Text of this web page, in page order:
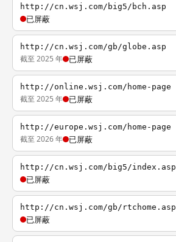
http://cn.wsj.com/big5/bch.asp
已屏蔽
http://cn.wsj.com/gb/globe.asp
截至 2025 年 已屏蔽
http://online.wsj.com/home-page
截至 2025 年 已屏蔽
http://europe.wsj.com/home-page
截至 2026 年 已屏蔽
http://cn.wsj.com/big5/index.asp
已屏蔽
http://cn.wsj.com/gb/rtchome.asp
已屏蔽